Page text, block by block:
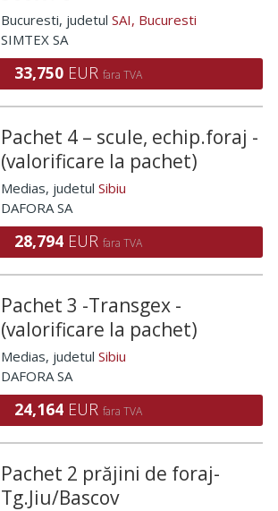
Bucuresti, judetul SAI, Bucuresti
SIMTEX SA
33,750 EUR fara TVA
Pachet 4 – scule, echip.foraj -
(valorificare la pachet)
Medias, judetul Sibiu
DAFORA SA
28,794 EUR fara TVA
Pachet 3 -Transgex -
(valorificare la pachet)
Medias, judetul Sibiu
DAFORA SA
24,164 EUR fara TVA
Pachet 2 prăjini de foraj-
Tg.Jiu/Bascov